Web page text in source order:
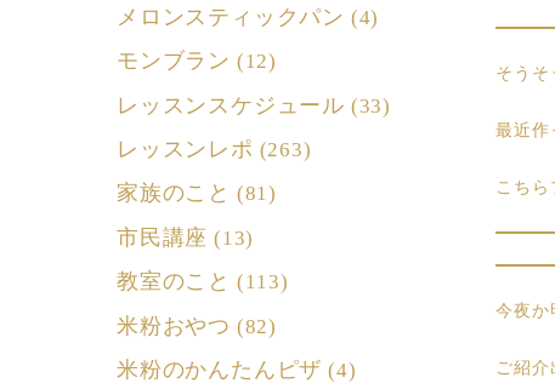
そうそ
最近作
こちら
今夜か
ご紹介
メロンスティックパン (4)
モンブラン (12)
レッスンスケジュール (33)
レッスンレポ (263)
家族のこと (81)
市民講座 (13)
教室のこと (113)
米粉おやつ (82)
米粉のかんたんピザ (4)